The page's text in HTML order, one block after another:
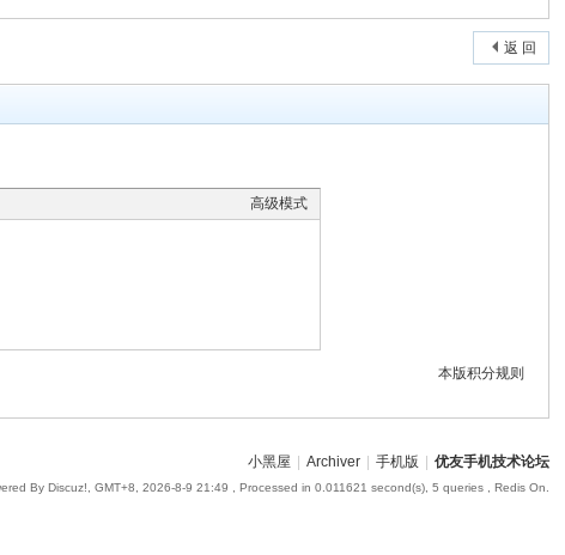
返 回
高级模式
本版积分规则
小黑屋 Archiver 手机版 优友手机技术论坛
By Discuz!, GMT+8, 2026-8-9 21:49 , Processed in 0.011621 second(s), 5 queries , Redis On.